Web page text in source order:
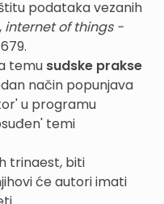
podataka vezanih
internet of things -
temu sudske prakse
način popunjava
u programu
temi
trinaest, biti
će autori imati